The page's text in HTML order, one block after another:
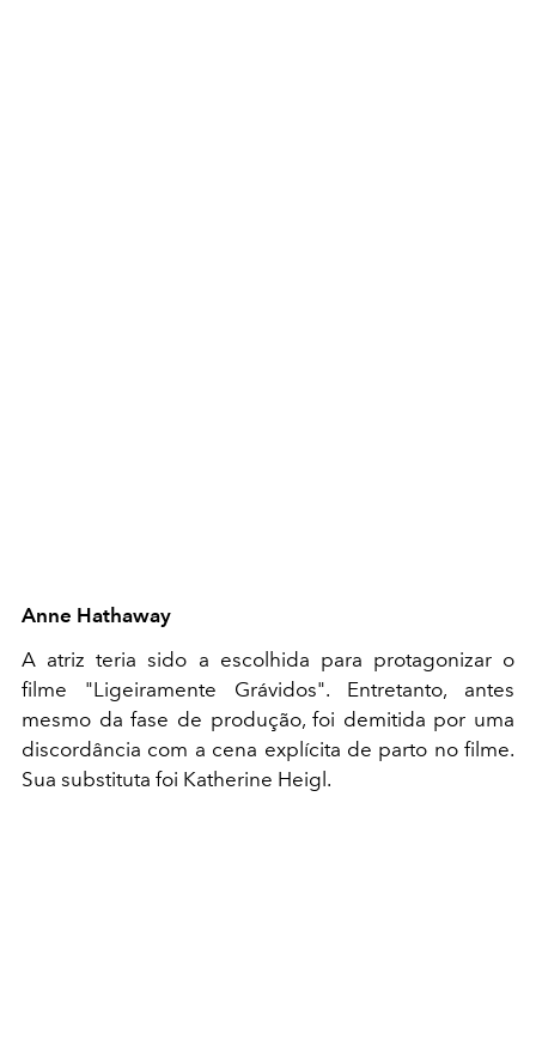
Anne Hathaway
A atriz teria sido a escolhida para protagonizar o
filme "Ligeiramente Grávidos". Entretanto, antes
mesmo da fase de produção, foi demitida por uma
discordância com a cena explícita de parto no filme.
Sua substituta foi Katherine Heigl.